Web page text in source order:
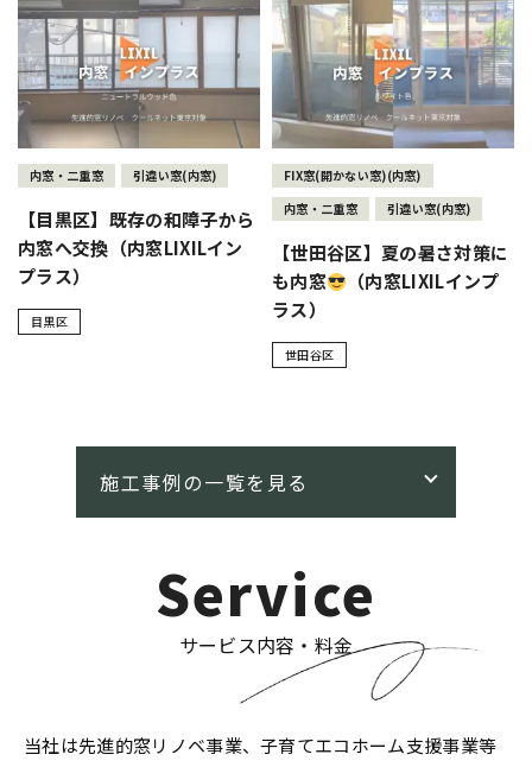
内窓・二重窓 引違い窓(内窓)
【目黒区】既存の和障子から
内窓へ交換（内窓LIXILイン
プラス）
目黒区
FIX窓(開かない窓)(内窓)
内窓・二重窓
引違い窓(内窓)
【世田谷区】夏の暑さ対策に
も内窓
（内窓LIXILインプ
ラス）
世田谷区
Service
サービス内容・料金
当社は先進的窓リノベ事業、子育てエコホーム支援事業等